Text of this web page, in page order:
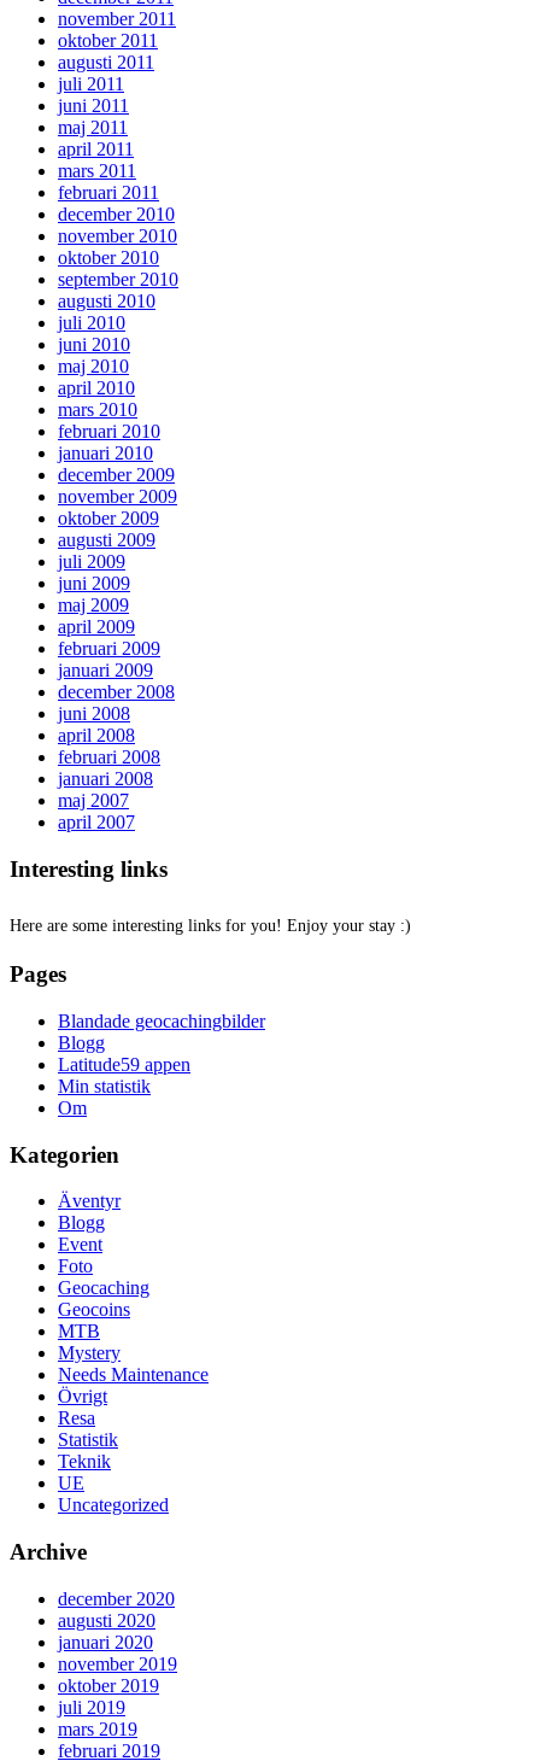
november 2011
oktober 2011
augusti 2011
juli 2011
juni 2011
maj 2011
april 2011
mars 2011
februari 2011
december 2010
november 2010
oktober 2010
september 2010
augusti 2010
juli 2010
juni 2010
maj 2010
april 2010
mars 2010
februari 2010
januari 2010
december 2009
november 2009
oktober 2009
augusti 2009
juli 2009
juni 2009
maj 2009
april 2009
februari 2009
januari 2009
december 2008
juni 2008
april 2008
februari 2008
januari 2008
maj 2007
april 2007
Interesting links
Here are some interesting links for you! Enjoy your stay :)
Pages
Blandade geocachingbilder
Blogg
Latitude59 appen
Min statistik
Om
Kategorien
Äventyr
Blogg
Event
Foto
Geocaching
Geocoins
MTB
Mystery
Needs Maintenance
Övrigt
Resa
Statistik
Teknik
UE
Uncategorized
Archive
december 2020
augusti 2020
januari 2020
november 2019
oktober 2019
juli 2019
mars 2019
februari 2019